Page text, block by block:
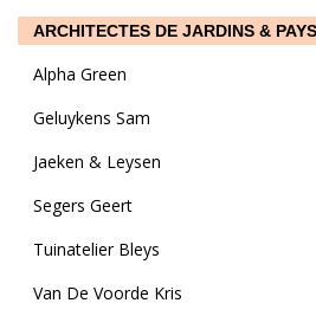
ARCHITECTES DE JARDINS &
Alpha Green
Geluykens Sam
Jaeken & Leysen
Segers Geert
Tuinatelier Bleys
Van De Voorde Kris